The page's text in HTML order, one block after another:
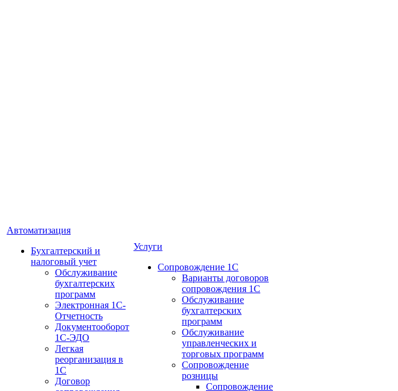
Автоматизация
Бухгалтерский и
налоговый учет
Обслуживание
бухгалтерских
программ
Электронная 1С-
Отчетность
Документооборот
1С-ЭДО
Легкая
реорганизация в
1С
Договор
Услуги
Сопровождение 1С
Варианты договоров
сопровождения 1С
Обслуживание
бухгалтерских
программ
Обслуживание
управленческих и
торговых программ
Сопровождение
розницы
Сопровождение